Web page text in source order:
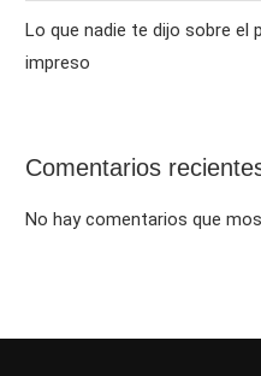
Lo que nadie te dijo sobre el
impreso
Comentarios
No hay comentarios que